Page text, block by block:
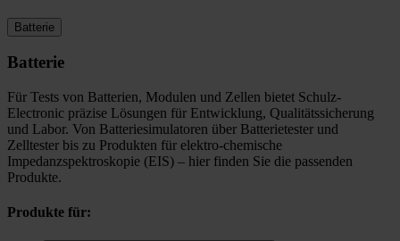
Batterie
Batterie
Für Tests von Batterien, Modulen und Zellen bietet Schulz-
Electronic präzise Lösungen für Entwicklung, Qualitätssicherung
und Labor. Von Batteriesimulatoren über Batterietester und
Zelltester bis zu Produkten für elektro-chemische
Impedanzspektroskopie (EIS) – hier finden Sie die passenden
Produkte.
Produkte für: